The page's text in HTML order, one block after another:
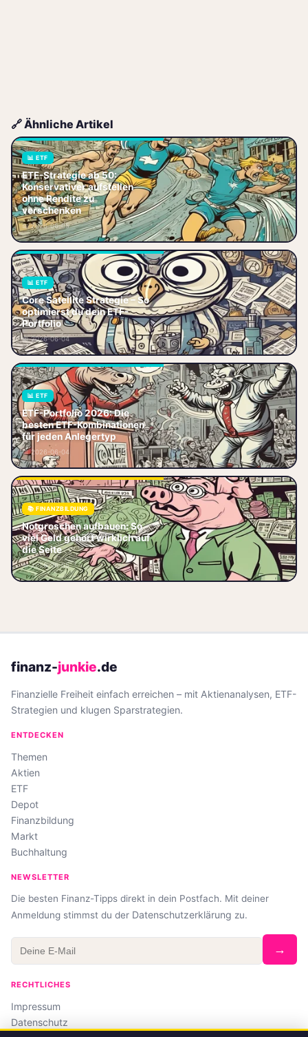
🔗 Ähnliche Artikel
📊 ETF
ETF-Strategie ab 50:
Konservativer aufstellen
ohne Rendite zu
verschenken
📅 2026-06-05
ETF-Strategie ab 50:
Konservativ investieren,
Steuer‑Optimierung nutzen und
Rendite steigern. Jetzt die
passende Strateg
📊 ETF
Core Satellite Strategie – So
optimierst du dein ETF-
Portfolio
📅 2026-06-04
Core Satellite Strategie – So
optimierst du dein ETF-Portfolio
Dein ETF-Portfolio läuft, aber du
willst mehr? Du hast da
📊 ETF
ETF-Portfolio 2026: Die
besten ETF-Kombinationen
für jeden Anlegertyp
📅 2026-06-04
Welche ETF-Kombination passt
zu dir? Core-Satellite, Multi-
Asset oder doch nur ein ETF?
Wir vergleichen die besten
Portf
📚 FINANZBILDUNG
Notgroschen aufbauen: So
viel Geld gehört wirklich auf
die Seite
📅 2026-06-05
Notgroschen aufbauen:
Ermittele die optimale Summe,
wähle das passende
Tagesgeldkonto und steigere
dein Polster – starte
finanz-junkie.de
Finanzielle Freiheit einfach erreichen – mit Aktienanalysen, ETF-
Strategien und klugen Sparstrategien.
ENTDECKEN
Themen
Aktien
ETF
Depot
Finanzbildung
Markt
Buchhaltung
NEWSLETTER
Die besten Finanz-Tipps direkt in dein Postfach. Mit deiner
Anmeldung stimmst du der Datenschutzerklärung zu.
→
RECHTLICHES
Impressum
Datenschutz